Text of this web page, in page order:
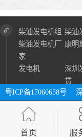
柴油发电机组 柴油
柴油发电机厂
家
康明
发电机
深圳
赁
粤ICP备17060658号
2024 All Right
首页 服